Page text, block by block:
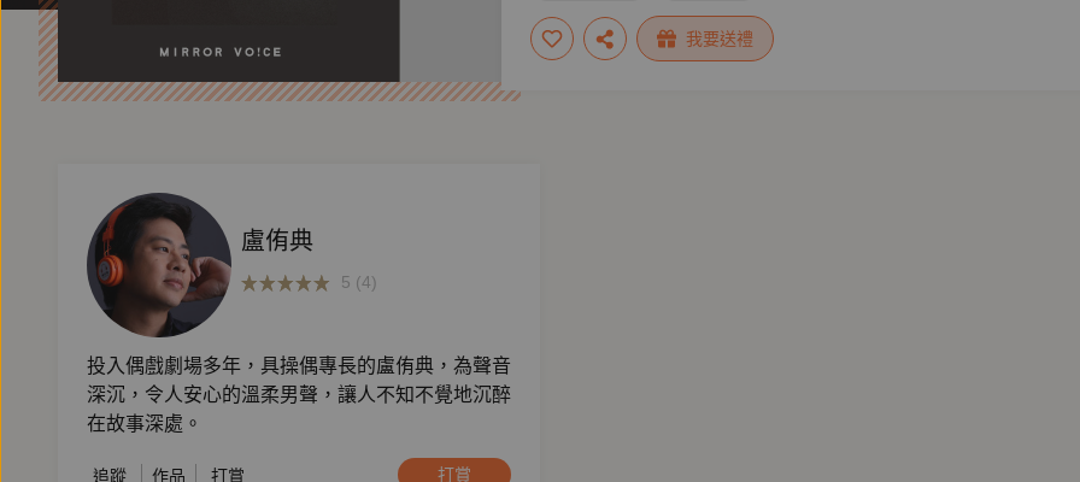
我要送禮
盧侑典
5 (4)
投入偶戲劇場多年，具操偶專長的盧侑典，為聲音
深沉，令人安心的溫柔男聲，讓人不知不覺地沉醉
在故事深處。
追蹤 作品 打賞 打賞